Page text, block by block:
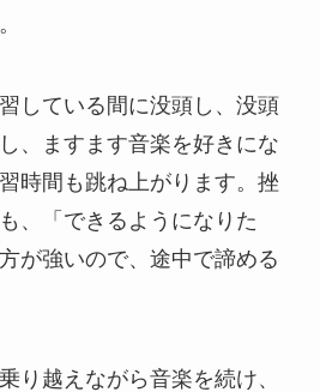
している間に没頭し、没頭
、ますます音楽を好きにな
時間も跳ね上がります。挫
、「できるようになりた
が強いので、途中で諦める
り越えながら音楽を続け、